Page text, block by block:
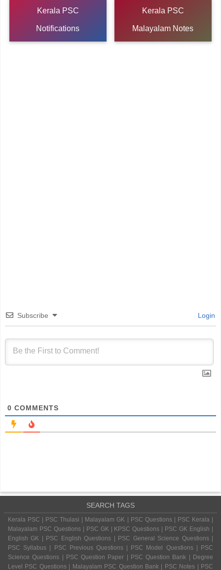
Kerala PSC
Notifications
Kerala PSC
Malayalam Notes
Subscribe Login
0 COMMENTS
SEARCH TAGS
Kerala PSC | PSC Thulasi | Malayalam GK | PSC Questions | PSC Kerala |
Malayalam PSC Questions | PSC GK | KPSC Questions | PSC GK English |
English GK | PSC English Questions | PSC General Science Questions |
PSC Syllabus | PSC Previous Questions | PSC Model Questions | PSC
Science Questions | PSC Question Paper | PSC Question Bank | Degree
Level PSC Questions | Malayalam PSC Question Bank | PSC Notes | PSC